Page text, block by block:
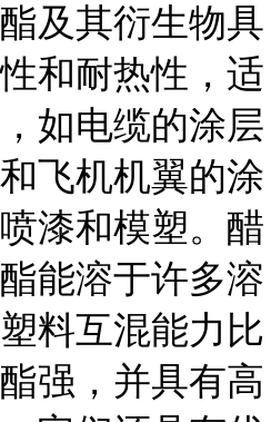
及其衍生物具
和耐热性，适
如电缆的涂层
飞机机翼的涂
漆和模塑。醋
能溶于许多溶
料互混能力比
强，并具有高